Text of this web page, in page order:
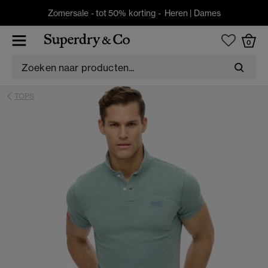
Zomersale - tot 50% korting - Heren | Dames
0
TOPS